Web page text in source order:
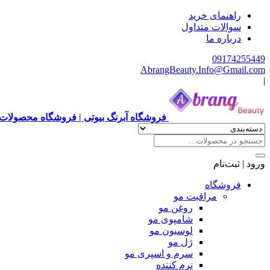
راهنمای خرید
سوالات متداول
درباره ما
09174255449
AbrangBeauty.Info@Gmail.com
|
فروشگاه آبرنگ بیوتی | فروشگاه
ورود | ثبت‌نام
فروشگاه
مراقبت مو
روغن مو
شامپوی مو
لوسیون مو
ژل مو
سرم و اسپری مو
نرم کننده